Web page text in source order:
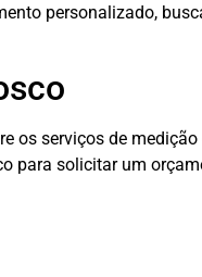
personalizado,
os serviços de
para solicitar um